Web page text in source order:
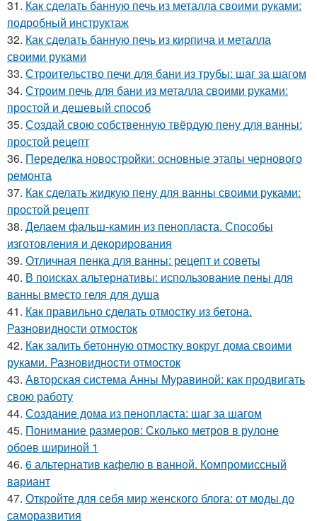
31. Как сделать банную печь из металла своими руками:
подробный инструктаж
32. Как сделать банную печь из кирпича и металла
своими руками
33. Строительство печи для бани из трубы: шаг за шагом
34. Строим печь для бани из металла своими руками:
простой и дешевый способ
35. Создай свою собственную твёрдую пену для ванны:
простой рецепт
36. Переделка новостройки: основные этапы чернового
ремонта
37. Как сделать жидкую пену для ванны своими руками:
простой рецепт
38. Делаем фальш-камин из пенопласта. Способы
изготовления и декорирования
39. Отличная пенка для ванны: рецепт и советы
40. В поисках альтернативы: использование пены для
ванны вместо геля для душа
41. Как правильно сделать отмостку из бетона.
Разновидности отмосток
42. Как залить бетонную отмостку вокруг дома своими
руками. Разновидности отмосток
43. Авторская система Анны Муравиной: как продвигать
свою работу
44. Создание дома из пенопласта: шаг за шагом
45. Понимание размеров: Сколько метров в рулоне
обоев шириной 1
46. 6 альтернатив кафелю в ванной. Компромиссный
вариант
47. Откройте для себя мир женского блога: от моды до
саморазвития